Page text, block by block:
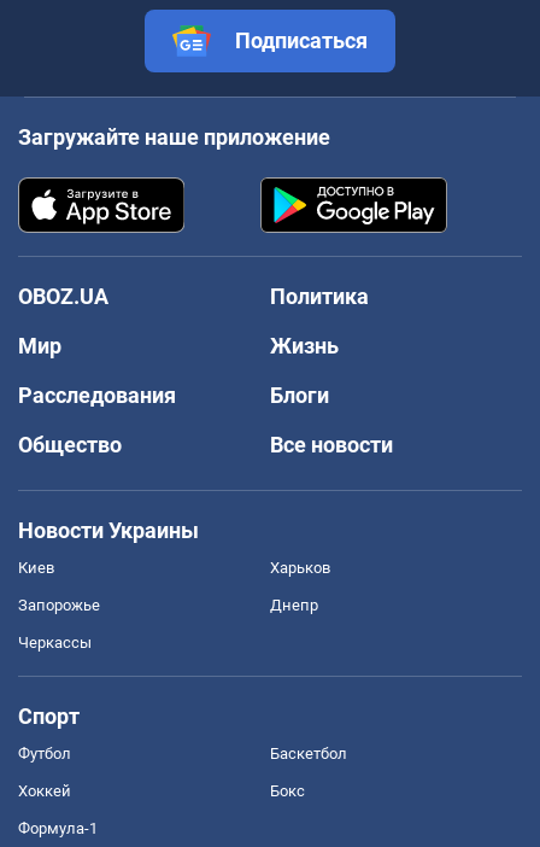
Подписаться
Загружайте наше приложение
OBOZ.UA
Политика
Мир
Жизнь
Расследования
Блоги
Общество
Все новости
Новости Украины
Киев Харьков
Запорожье Днепр
Черкассы
Спорт
Футбол Баскетбол
Хоккей Бокс
Формула-1